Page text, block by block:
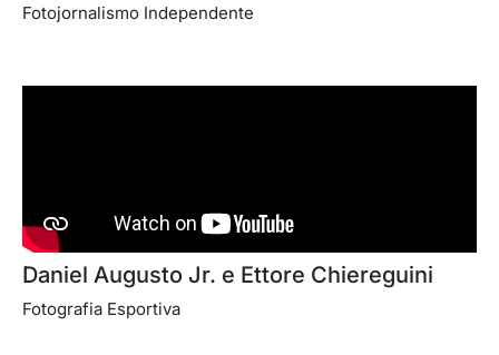
Fotojornalismo Independente
Daniel Augusto Jr. e Ettore Chiereguini
Fotografia Esportiva